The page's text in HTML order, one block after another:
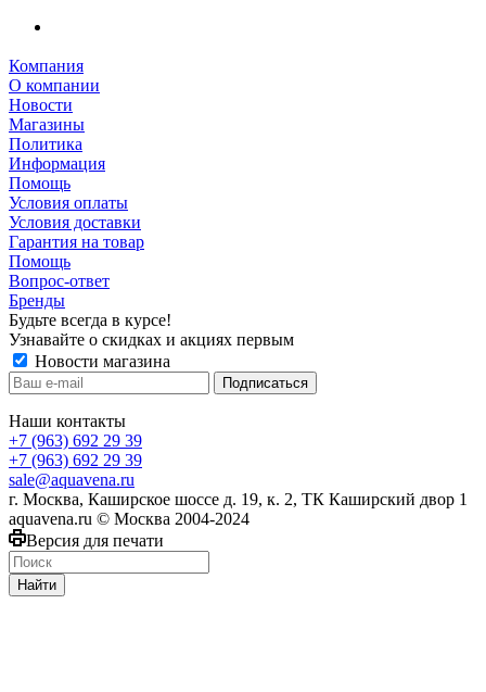
Компания
О компании
Новости
Магазины
Политика
Информация
Помощь
Условия оплаты
Условия доставки
Гарантия на товар
Помощь
Вопрос-ответ
Бренды
Будьте всегда в курсе!
Узнавайте о скидках и акциях первым
Новости магазина
Наши контакты
+7 (963) 692 29 39
+7 (963) 692 29 39
sale@aquavena.ru
г. Москва, Каширское шоссе д. 19, к. 2, ТК Каширский двор 1
aquavena.ru © Москва 2004-2024
Версия для печати
Найти